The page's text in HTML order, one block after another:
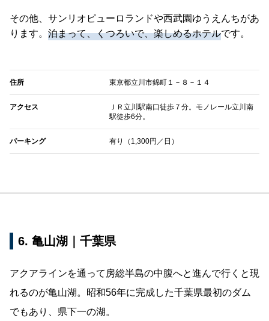
その他、サンリオピューロランドや西武園ゆうえんちがあ
ります。 泊まって、くつろいで、楽しめるホテルです。
住所 東京都立川市錦町１－８－１４
アクセス
ＪＲ立川駅南口徒歩７分。モノレール立川南
駅徒歩6分。
パーキング 有り（1,300円／日）
6. 亀山湖｜千葉県
アクアラインを通って房総半島の中腹へと進んで行くと現
れるのが亀山湖。昭和56年に完成した千葉県最初のダム
でもあり、県下一の湖。